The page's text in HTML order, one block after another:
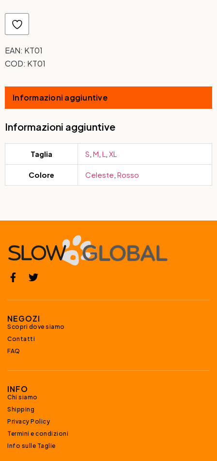
EAN: KT01
COD: KT01
Informazioni aggiuntive
Informazioni aggiuntive
Taglia S, M, L , XL
Colore Celeste, Rosso
NEGOZI
Scopri dove siamo
Contatti
FAQ
INFO
Chi siamo
Shipping
Privacy Policy
Termini e condizioni
Info sulle Taglie